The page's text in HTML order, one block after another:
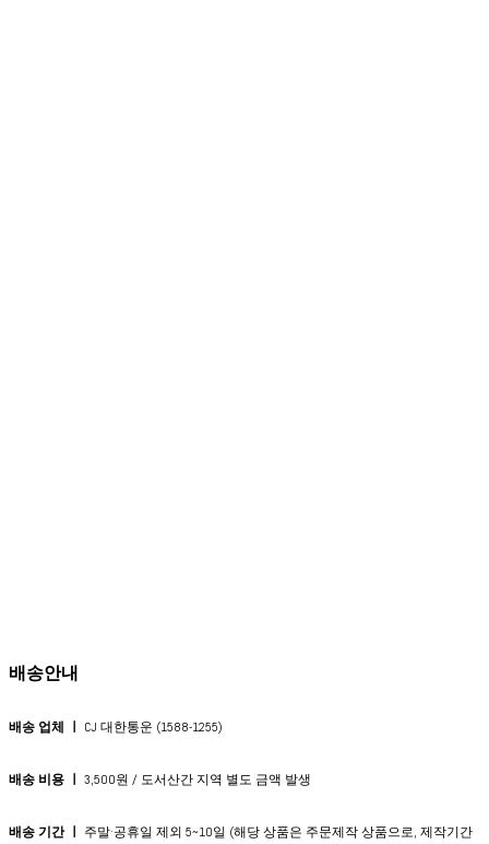
배송안내
배송 업체 ㅣ CJ 대한통운 (1588-1255)
배송 비용 ㅣ 3,500원 / 도서산간 지역 별도 금액 발생
배송 기간 ㅣ 주말·공휴일 제외 5~10일 (해당 상품은 주문제작 상품으로, 제작기간